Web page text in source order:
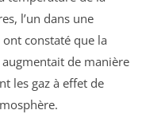
l’un dans une
constaté que la
de manière
les gaz à effet de